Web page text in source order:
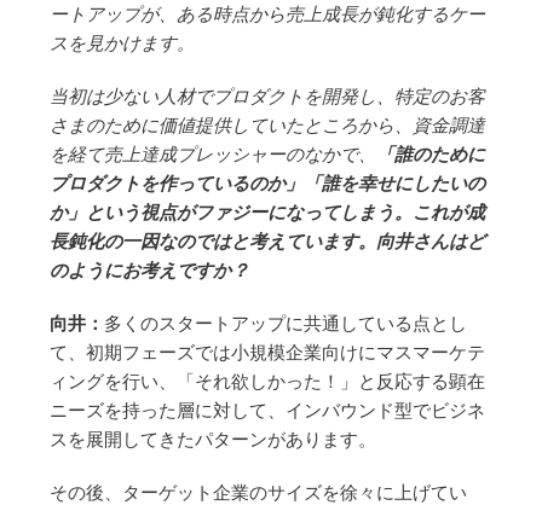
ートアップが、ある時点から売上成長が鈍化するケー
スを見かけます。
当初は少ない人材でプロダクトを開発し、特定のお客
さまのために価値提供していたところから、資金調達
を経て売上達成プレッシャーのなかで、
「誰のために
プロダクトを作っているのか」「誰を幸せにしたいの
か」という視点がファジーになってしまう。これが成
長鈍化の一因なのではと考えています。向井さんはど
のようにお考えですか？
向井： 多くのスタートアップに共通している点とし
て、初期フェーズでは小規模企業向けにマスマーケテ
ィングを行い、「それ欲しかった！」と反応する顕在
ニーズを持った層に対して、インバウンド型でビジネ
スを展開してきたパターンがあります。
その後、ターゲット企業のサイズを徐々に上げてい